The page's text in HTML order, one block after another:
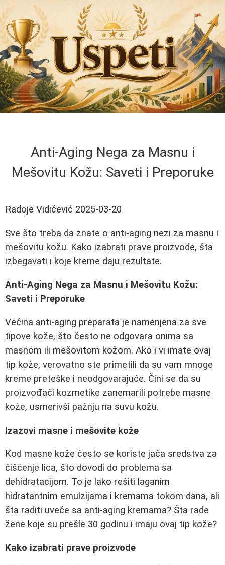
Anti-Aging Nega za Masnu i
Mešovitu Kožu: Saveti i Preporuke
Radoje Vidičević 2025-03-20
Sve što treba da znate o anti-aging nezi za masnu i
mešovitu kožu. Kako izabrati prave proizvode, šta
izbegavati i koje kreme daju rezultate.
Anti-Aging Nega za Masnu i Mešovitu Kožu:
Saveti i Preporuke
Većina anti-aging preparata je namenjena za sve
tipove kože, što često ne odgovara onima sa
masnom ili mešovitom kožom. Ako i vi imate ovaj
tip kože, verovatno ste primetili da su vam mnoge
kreme preteške i neodgovarajuće. Čini se da su
proizvođači kozmetike zanemarili potrebe masne
kože, usmerivši pažnju na suvu kožu.
Izazovi masne i mešovite kože
Kod masne kože često se koriste jača sredstva za
čišćenje lica, što dovodi do problema sa
dehidratacijom. To je lako rešiti laganim
hidratantnim emulzijama i kremama tokom dana, ali
šta raditi uveče sa anti-aging kremama? Šta rade
žene koje su prešle 30 godinu i imaju ovaj tip kože?
Kako izabrati prave proizvode